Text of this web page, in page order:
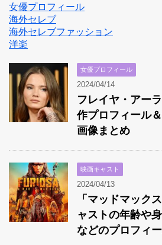
女優プロフィール
海外セレブ
海外セレブファッション
洋楽
女優プロフィール
2024/04/14
フレイヤ・アー
作プロフィール
画像まとめ
映画キャスト
2024/04/13
「マッドマック
ャストの年齢や
などのプロフィ